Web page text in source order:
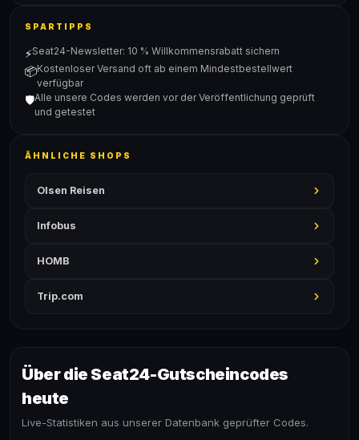
SPARTIPPS
⚡Seat24-Newsletter: 10 % Willkommensrabatt sichern
📦Kostenloser Versand oft ab einem Mindestbestellwert
verfügbar
🛡️Alle unsere Codes werden vor der Veröffentlichung geprüft
und getestet
ÄHNLICHE SHOPS
Olsen Reisen
Infobus
HOMB
Trip.com
Über die Seat24-Gutscheincodes
heute
Live-Statistiken aus unserer Datenbank geprüfter Codes.